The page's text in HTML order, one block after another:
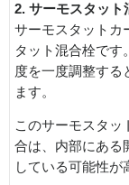
2. サーモスタット
サーモスタットカ
タット混合栓です
度を一度調整する
ます。
このサーモスタッ
合は、内部にある
している可能性が